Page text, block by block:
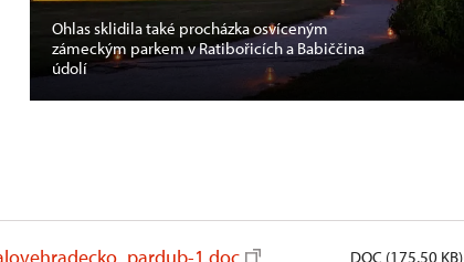
Ohlas sklidila také procházka osvíceným
zámeckým parkem v Ratibořicích a Babiččina
údolí
DOC (175,50 KB)